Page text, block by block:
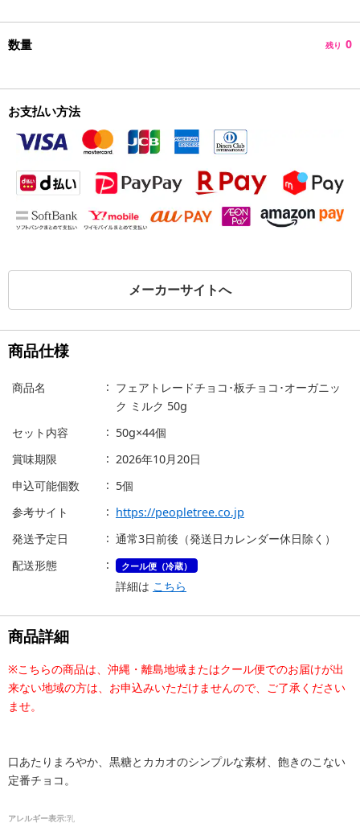
数量 残り 0
お支払い方法
メーカーサイトへ
商品仕様
商品名
フェアトレードチョコ･板チョコ･オーガニッ
ク ミルク 50g
セット内容
50g×44個
賞味期限
2026年10月20日
申込可能個数
5個
参考サイト
https://peopletree.co.jp
発送予定日
通常3日前後（発送日カレンダー休日除く）
配送形態
クール便（冷蔵）
詳細は こちら
商品詳細
※こちらの商品は、沖縄・離島地域またはクール便でのお届けが出
来ない地域の方は、お申込みいただけませんので、ご了承ください
ませ。
口あたりまろやか、黒糖とカカオのシンプルな素材、飽きのこない
定番チョコ。
アレルギー表示:乳